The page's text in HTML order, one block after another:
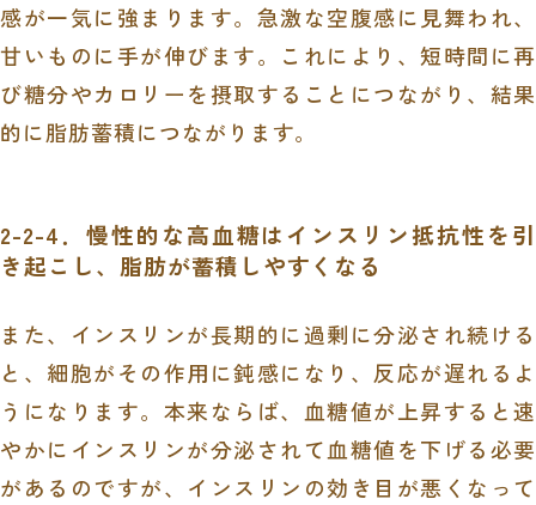
感が一気に強まります。急激な空腹感に見舞われ、
甘いものに手が伸びます。これにより、短時間に再
び糖分やカロリーを摂取することにつながり、結果
的に脂肪蓄積につながります。
2-2-4．慢性的な高血糖はインスリン抵抗性を引
き起こし、脂肪が蓄積しやすくなる
また、インスリンが長期的に過剰に分泌され続ける
と、細胞がその作用に鈍感になり、反応が遅れるよ
うになります。本来ならば、血糖値が上昇すると速
やかにインスリンが分泌されて血糖値を下げる必要
があるのですが、インスリンの効き目が悪くなって